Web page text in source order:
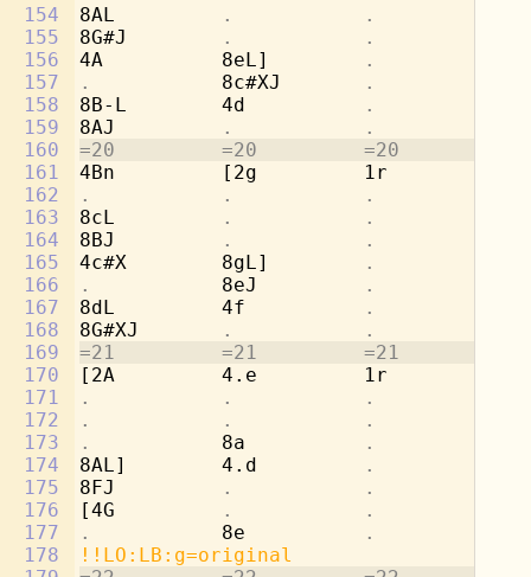
154
155
156
157
158
159
160
161
162
163
164
165
166
167
168
169
170
171
172
173
174
175
176
177
178
8AL
.           .
8G#J
.           .           .
4A          8eL]
.
. 8c#XJ
.           .
8B-L        4d
.           .
8AJ
.           .           .
=20         =20         =20
4Bn         [2g         1r
.           .           .
8cL
.           .
8BJ
.           .           .
4c#X        8gL]
.
. 8eJ
.           .
8dL         4f
.
8G#XJ
.           .           .
=21         =21         =21
[2A         4.e         1r
.           .           .
.           .           .
. 8a
.           .
8AL]        4.d
.
8FJ
.           .           .
[4G
.           .
. 8e
.           .
!!LO:LB:g=original